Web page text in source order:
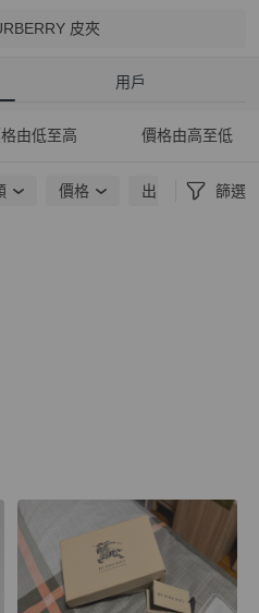
皮夾
用戶
由低至高 價格由高至低
價格 出貨地點 篩選